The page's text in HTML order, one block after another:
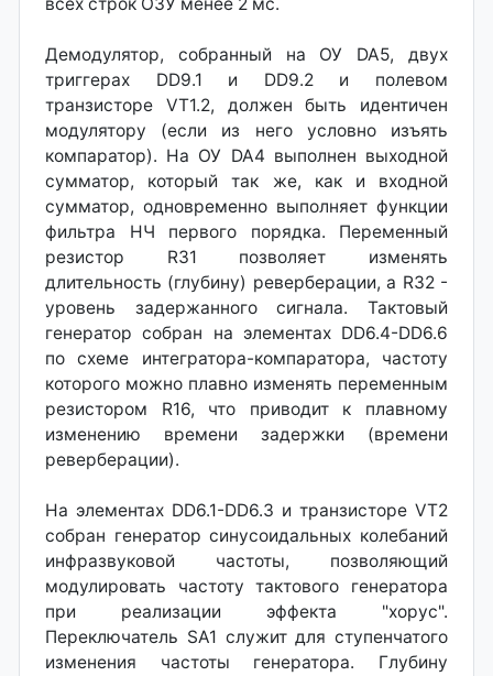
Демодулятор, собранный на ОУ DA5, двух
триггерах DD9.1 и DD9.2 и полевом
транзисторе VT1.2, должен быть идентичен
модулятору (если из него условно изъять
компаратор). На ОУ DA4 выполнен выходной
сумматор, который так же, как и входной
сумматор, одновременно выполняет функции
фильтра НЧ первого порядка. Переменный
резистор R31 позволяет изменять
длительность (глубину) реверберации, a R32 -
уровень задержанного сигнала. Тактовый
генератор собран на элементах DD6.4-DD6.6
по схеме интегратора-компаратора, частоту
которого можно плавно изменять переменным
резистором R16, что приводит к плавному
изменению времени задержки (времени
реверберации).
На элементах DD6.1-DD6.3 и транзисторе VT2
собран генератор синусоидальных колебаний
инфразвуковой частоты, позволяющий
модулировать частоту тактового генератора
при реализации эффекта "хорус".
Переключатель SA1 служит для ступенчатого
изменения частоты генератора. Глубину